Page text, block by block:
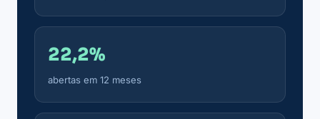
22,2%
abertas em 12 meses